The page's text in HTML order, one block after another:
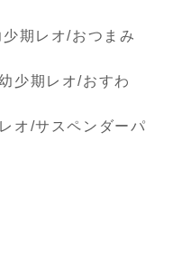
少期レオ/おつまみ
少期レオ/おすわ
オ/サスペンダーパ